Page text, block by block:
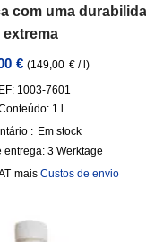
com uma
extrema
€ (149,00 €/l)
1003-7601
1
: Em stock
entrega:3 Werktage
maisCustos de envio